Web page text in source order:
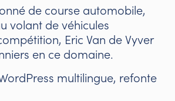
de course automobile,
volant de véhicules
Eric Van de Vyver
en ce domaine.
multilingue, refonte